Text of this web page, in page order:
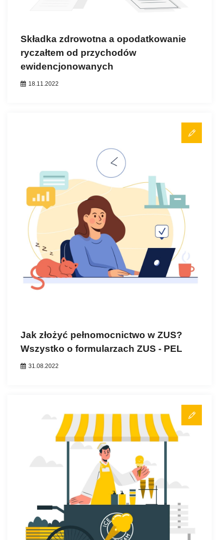
Składka zdrowotna a opodatkowanie
ryczałtem od przychodów
ewidencjonowanych
18.11.2022
Jak złożyć pełnomocnictwo w ZUS?
Wszystko o formularzach ZUS - PEL
31.08.2022